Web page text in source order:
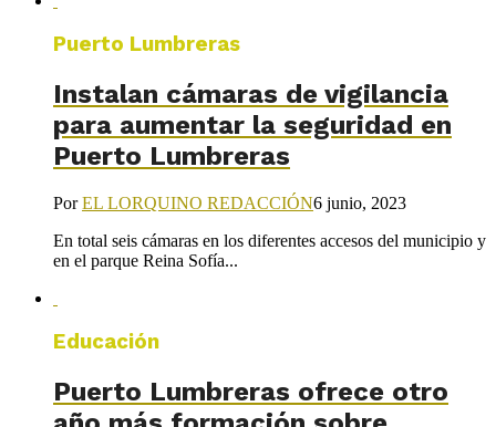
Puerto Lumbreras
Instalan cámaras de vigilancia
para aumentar la seguridad en
Puerto Lumbreras
PorEL LORQUINO REDACCIÓN6 junio, 2023
En total seis cámaras en los diferentes accesos del municipio y
en el parque Reina Sofía...
Educación
Puerto Lumbreras ofrece otro